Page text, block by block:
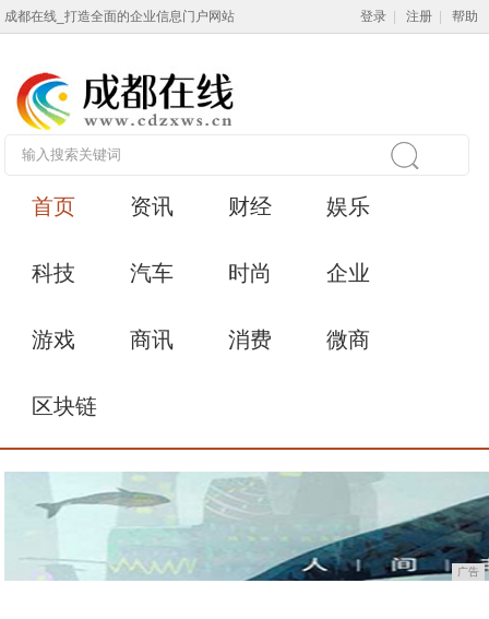
成都在线_打造全面的企业信息门户网站 登录 注册 帮助
首页 资讯 财经 娱乐
科技 汽车 时尚 企业
游戏 商讯 消费 微商
区块链
广告